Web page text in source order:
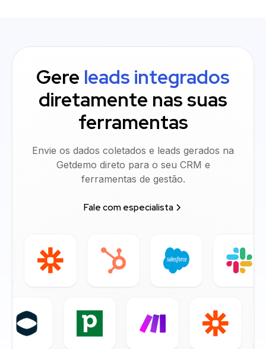
Gere leads integrados
diretamente nas suas
ferramentas
Envie os dados coletados e leads gerados na
Getdemo direto para o seu CRM e
ferramentas de gestão.
Fale com especialista